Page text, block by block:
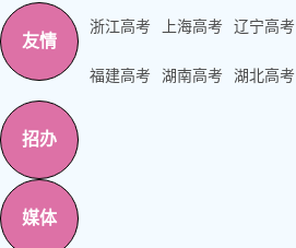
友情
浙江高考 上海高考 辽宁高考
福建高考 湖南高考 湖北高考
招办
媒体